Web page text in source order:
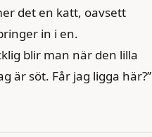
det en katt, oavsett
in i en.
blir man när den lilla
är söt. Får jag ligga här?”